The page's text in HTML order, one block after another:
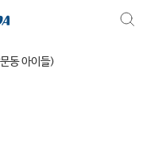
동 아이들)